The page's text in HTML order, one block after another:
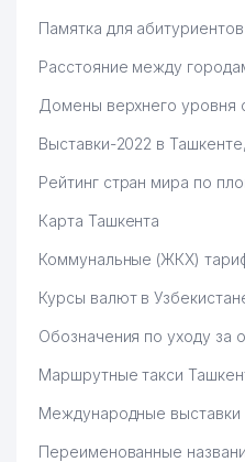
Памятка для абитуриентов
Расстояние между
Домены верхнего уровня
Выставки-2022 в
Рейтинг стран мира по
Карта Ташкента
Коммунальные (ЖКХ)
Курсы валют в
Обозначения по уходу за
Маршрутные такси
Международные выставки
Переименованные